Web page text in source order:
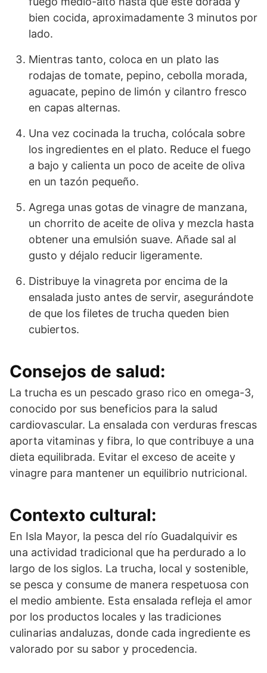
bien cocida, aproximadamente 3 minutos por
lado.
Mientras tanto, coloca en un plato las
rodajas de tomate, pepino, cebolla morada,
aguacate, pepino de limón y cilantro fresco
en capas alternas.
Una vez cocinada la trucha, colócala sobre
los ingredientes en el plato. Reduce el fuego
a bajo y calienta un poco de aceite de oliva
en un tazón pequeño.
Agrega unas gotas de vinagre de manzana,
un chorrito de aceite de oliva y mezcla hasta
obtener una emulsión suave. Añade sal al
gusto y déjalo reducir ligeramente.
Distribuye la vinagreta por encima de la
ensalada justo antes de servir, asegurándote
de que los filetes de trucha queden bien
cubiertos.
Consejos de salud:
La trucha es un pescado graso rico en omega-3,
conocido por sus beneficios para la salud
cardiovascular. La ensalada con verduras frescas
aporta vitaminas y fibra, lo que contribuye a una
dieta equilibrada. Evitar el exceso de aceite y
vinagre para mantener un equilibrio nutricional.
Contexto cultural:
En Isla Mayor, la pesca del río Guadalquivir es
una actividad tradicional que ha perdurado a lo
largo de los siglos. La trucha, local y sostenible,
se pesca y consume de manera respetuosa con
el medio ambiente. Esta ensalada refleja el amor
por los productos locales y las tradiciones
culinarias andaluzas, donde cada ingrediente es
valorado por su sabor y procedencia.